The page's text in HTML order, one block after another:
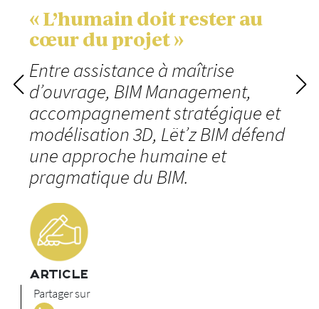
« L’humain doit rester au
cœur du projet »
Entre assistance à maîtrise
d’ouvrage, BIM Management,
accompagnement stratégique et
modélisation 3D, Lët’z BIM défend
une approche humaine et
pragmatique du BIM.
ARTICLE
Partager sur